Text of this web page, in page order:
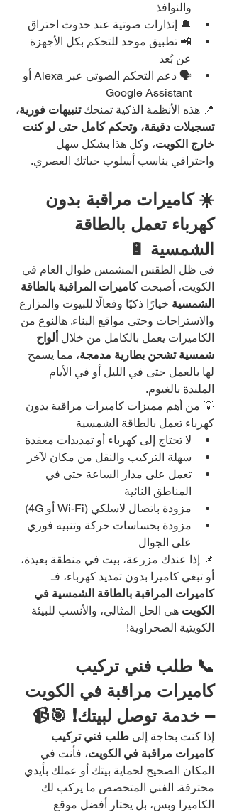
والنوافذ
🔔 إنذارات صوتية عند حدوث اختراق
📲 تطبيق موحد للتحكم بكل الأجهزة
عن بُعد
🗣️ دعم التحكم الصوتي عبر Alexa أو
Google Assistant
📍 هذه الأنظمة الذكية تمنحك تنبيهات فورية،
تسجيلات دقيقة، وتحكم كامل حتى لو كنت
خارج الكويت، وكل هذا بشكل سهل
واحترافي يناسب أسلوب حياتك العصري.
☀️ كاميرات مراقبة بدون
كهرباء تعمل بالطاقة
الشمسية 🔋
في ظل الطقس المشمس طوال العام في
الكويت، أصبحت كاميرات المراقبة بالطاقة
الشمسية خيارًا ذكيًا وفعالًا للبيوت والمزارع
والاستراحات وحتى مواقع البناء. هالنوع من
الكاميرات يعمل بالكامل من خلال ألواح
شمسية تشحن بطارية مدمجة، مما يسمح
لها بالعمل حتى في الليل أو في الأيام
الملبدة بالغيوم.
💡 من أهم مميزات كاميرات مراقبة بدون
كهرباء تعمل بالطاقة الشمسية
لا تحتاج إلى كهرباء أو تمديدات معقدة
سهلة التركيب والنقل من مكان لآخر
تعمل على مدار الساعة حتى في
المناطق النائية
مزودة باتصال لاسلكي (Wi-Fi أو 4G)
مزودة بحساسات حركة وتنبيه فوري
على الجوال
📌 إذا عندك مزرعة، بيت في منطقة بعيدة،
أو تبغي كاميرا بدون تمديد كهرباء، فـ
كاميرات المراقبة بالطاقة الشمسية في
الكويت هي الحل المثالي، والأنسب للبيئة
الكويتية الصحراوية!
📞 طلب فني تركيب
كاميرات مراقبة في الكويت
– خدمة توصل لبيتك! 🎯📹
إذا كنت بحاجة إلى طلب فني تركيب
كاميرات مراقبة في الكويت، فأنت في
المكان الصحيح لحماية بيتك أو عملك بأيدي
محترفة. الفني المتخصص ما يركب لك
الكاميرا وبس، بل يختار أفضل موقع